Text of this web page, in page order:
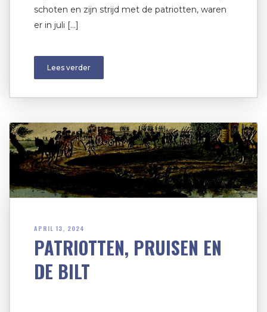
schoten en zijn strijd met de patriotten, waren
er in juli […]
Lees verder
APRIL 13, 2024
PATRIOTTEN, PRUISEN EN
DE BILT